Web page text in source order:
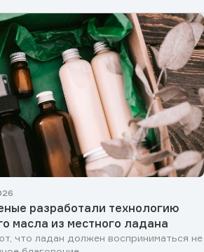
разработали технологию
масла из местного ладана
что ладан должен восприниматься не